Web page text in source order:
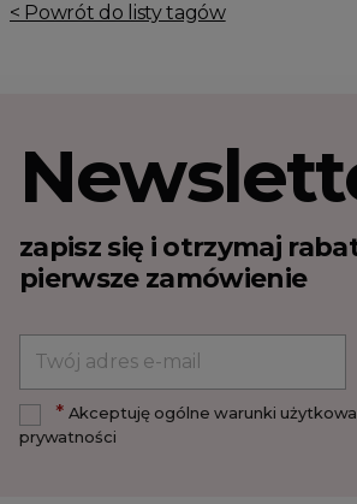
< Powrót do listy tagów
zapisz się i otrzymaj
pierwsze zamówienie
*Akceptuję ogólne warunki
prywatności